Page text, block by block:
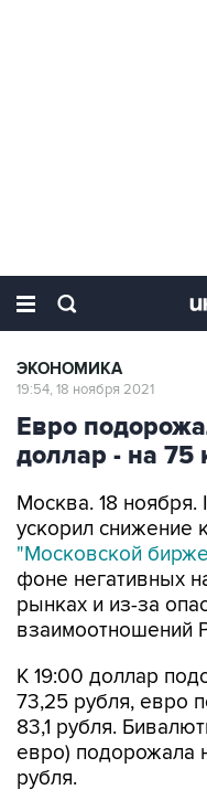
ЭКОНОМИКА
19:54, 18 ноября 2021
Евро
доллар - на 75
Москва. 18 ноября.
ускорил снижение
"Московской
фоне негативных
рынках и из-за
взаимоотношений
К 19:00 доллар
73,25 рубля, евро
83,1 рубля.
евро) подорожала
рубля.